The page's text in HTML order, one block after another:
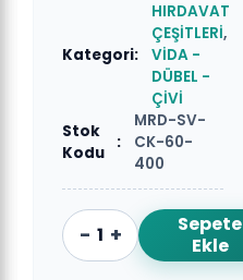
Kategori:
HIRDAVAT
ÇEŞİTLERİ,
VİDA -
DÜBEL -
ÇİVİ
Stok
Kodu
:
MRD-SV-
CK-60-
400
- +
Sepete
Ekle